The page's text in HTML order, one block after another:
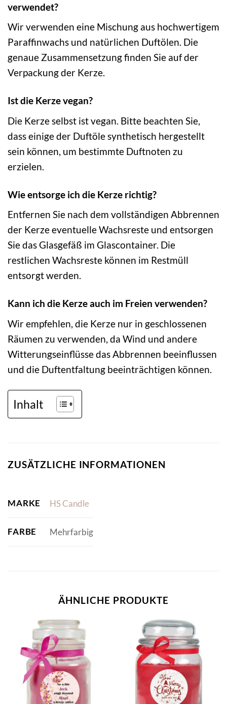
verwendet?
Wir verwenden eine Mischung aus hochwertigem
Paraffinwachs und natürlichen Duftölen. Die
genaue Zusammensetzung finden Sie auf der
Verpackung der Kerze.
Ist die Kerze vegan?
Die Kerze selbst ist vegan. Bitte beachten Sie,
dass einige der Duftöle synthetisch hergestellt
sein können, um bestimmte Duftnoten zu
erzielen.
Wie entsorge ich die Kerze richtig?
Entfernen Sie nach dem vollständigen Abbrennen
der Kerze eventuelle Wachsreste und entsorgen
Sie das Glasgefäß im Glascontainer. Die
restlichen Wachsreste können im Restmüll
entsorgt werden.
Kann ich die Kerze auch im Freien verwenden?
Wir empfehlen, die Kerze nur in geschlossenen
Räumen zu verwenden, da Wind und andere
Witterungseinflüsse das Abbrennen beeinflussen
und die Duftentfaltung beeinträchtigen können.
Inhalt
ZUSÄTZLICHE INFORMATIONEN
MARKE HS Candle
FARBE Mehrfarbig
ÄHNLICHE PRODUKTE